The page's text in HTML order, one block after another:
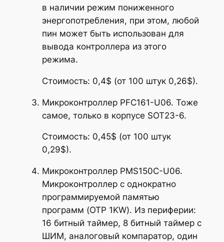
в наличии режим пониженного
энергопотребления, при этом, любой
пин может быть использован для
вывода контроллера из этого
режима.
Стоимость: 0,4$ (от 100 штук 0,26$).
Микроконтроллер PFC161-U06. Тоже
самое, только в корпусе SOT23-6.
Стоимость: 0,45$ (от 100 штук
0,29$).
Микроконтроллер PMS150C-U06.
Микроконтроллер с однократно
программируемой памятью
программ (OTP 1KW). Из периферии:
16 битный таймер, 8 битный таймер с
ШИМ, аналоговый компаратор, один